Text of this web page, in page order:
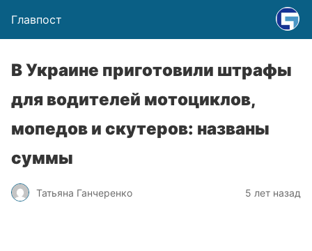
Главпост
В Украине приготовили штрафы
для водителей мотоциклов,
мопедов и скутеров: названы
суммы
Татьяна Ганчеренко 5 лет назад